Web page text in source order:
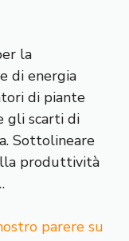
la
di energia
di piante
gli scarti di
Sottolineare
produttività
parere su